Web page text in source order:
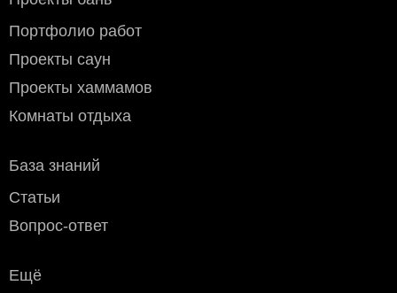
Сервис и другие компании которые вам удобны.
Стоимость доставки
- мелкогабаритного груза (до 50х40х70 см) - 800 рублей
Наличный расчёт
Безналичный расчёт
Дебетовой или кредитной пластиковой картой
Портфолио работ
Проекты саун
Проекты хаммамов
Комнаты отдыха
База знаний
Статьи
Вопрос-ответ
Ещё